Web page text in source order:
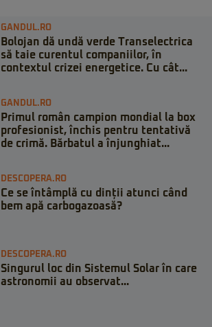
GANDUL.RO
Bolojan dă undă verde Transelectrica
să taie curentul companiilor, în
contextul crizei energetice. Cu cât...
GANDUL.RO
Primul român campion mondial la box
profesionist, închis pentru tentativă
de crimă. Bărbatul a înjunghiat...
DESCOPERA.RO
Ce se întâmplă cu dinții atunci când
bem apă carbogazoasă?
DESCOPERA.RO
Singurul loc din Sistemul Solar în care
astronomii au observat...